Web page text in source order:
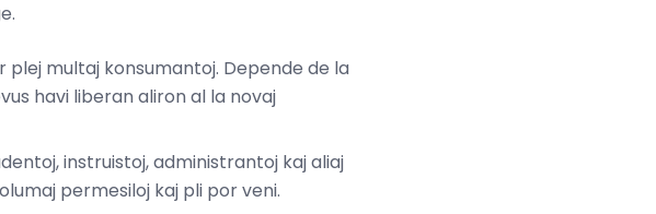
plej multaj konsumantoj. Depende de la
havi liberan aliron al la novaj
instruistoj, administrantoj kaj aliaj
permesiloj kaj pli por veni.